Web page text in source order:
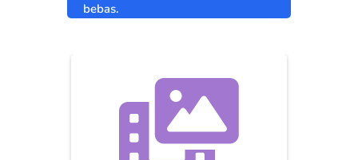
bebas.